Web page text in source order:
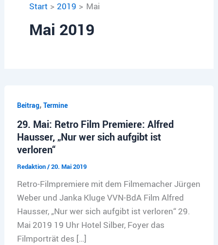
Start 2019 Mai
Mai 2019
Beitrag, Termine
29. Mai: Retro Film Premiere: Alfred
Hausser, „Nur wer sich aufgibt ist
verloren“
Redaktion/20. Mai 2019
Retro-Filmpremiere mit dem Filmemacher Jürgen
Weber und Janka Kluge VVN-BdA Film Alfred
Hausser, „Nur wer sich aufgibt ist verloren“ 29.
Mai 2019 19 Uhr Hotel Silber, Foyer das
Filmporträt des […]